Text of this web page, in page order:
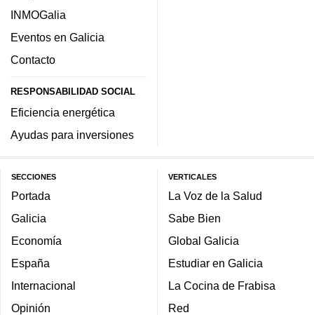
INMOGalia
Eventos en Galicia
Contacto
RESPONSABILIDAD SOCIAL
Eficiencia energética
Ayudas para inversiones
SECCIONES
Portada
Galicia
Economía
España
Internacional
Opinión
VERTICALES
La Voz de la Salud
Sabe Bien
Global Galicia
Estudiar en Galicia
La Cocina de Frabisa
Red